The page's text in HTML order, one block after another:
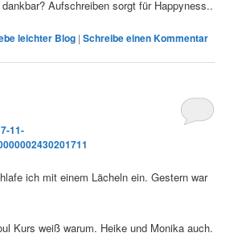
Aufschreiben sorgt für Happyness..
leichter Blog |Schreibe einen Kommentar
11-
ich mit einem Lächeln ein. Gestern war
Kurs weiß warum. Heike und Monika auch.